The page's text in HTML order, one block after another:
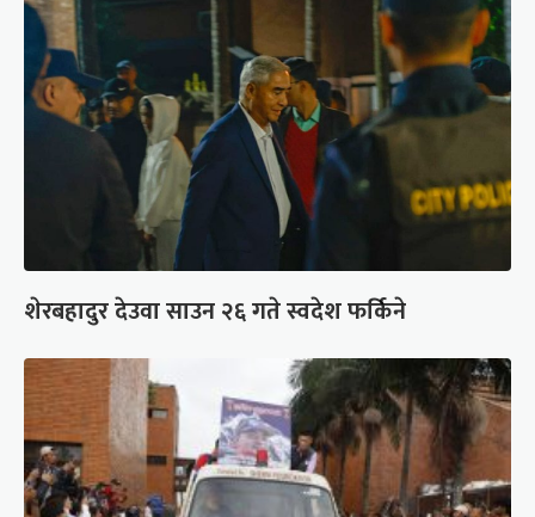
शेरबहादुर देउवा साउन २६ गते स्वदेश फर्किने